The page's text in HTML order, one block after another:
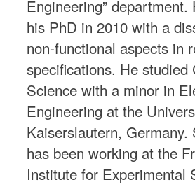
Engineering” department.
his PhD in 2010 with a
non-functional aspects in
specifications. He studied
Science with a minor in
Engineering at the
Kaiserslautern, Germany.
has been working at the
Institute for Experimental